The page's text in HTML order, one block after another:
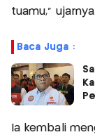
tuamu," ujarnya.
Baca Juga :
Ia kembali